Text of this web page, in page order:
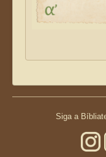
Siga a